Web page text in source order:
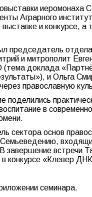
иеромонаха
Аграрного
и конкурсе,
отдела
и митрополит
доклада
и Ольга
православную
в
сектора основ
Семьеведению,
встречи
конкурсе «Клевер
семинара.